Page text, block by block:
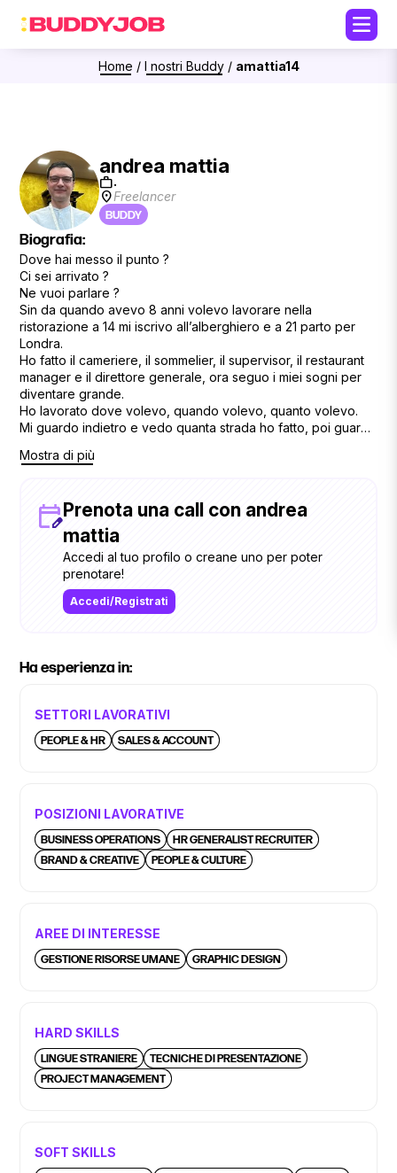
Home / I nostri Buddy/ amattia14
andrea mattia
work.
location_onFreelancer
BUDDY
Biografia:
Dove hai messo il punto ?
Ci sei arrivato ?
Ne vuoi parlare ?
Sin da quando avevo 8 anni volevo lavorare nella
ristorazione a 14 mi iscrivo all’alberghiero e a 21 parto per
Londra.
Ho fatto il cameriere, il sommelier, il supervisor, il restaurant
manager e il direttore generale, ora seguo i miei sogni per
diventare grande.
Ho lavorato dove volevo, quando volevo, quanto volevo.
Mi guardo indietro e vedo quanta strada ho fatto, poi guardo
Mostra di più
Prenota una call con andrea
mattia
Accedi al tuo profilo o creane uno per poter
prenotare!
Accedi/Registrati
Ha esperienza in:
SETTORI LAVORATIVI
PEOPLE & HR SALES & ACCOUNT
POSIZIONI LAVORATIVE
BUSINESS OPERATIONS
HR GENERALIST RECRUITER
BRAND & CREATIVE
PEOPLE & CULTURE
AREE DI INTERESSE
GESTIONE RISORSE UMANE GRAPHIC DESIGN
HARD SKILLS
LINGUE STRANIERE
TECNICHE DI PRESENTAZIONE
PROJECT MANAGEMENT
SOFT SKILLS